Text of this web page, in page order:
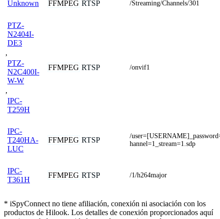
Unknown FFMPEG RTSP /Streaming/Channels/301
PTZ-
N2404I-
DE3
,
PTZ-
N2C400I-
W-W
,
IPC-
T259H
FFMPEG RTSP /onvif1
IPC-
T240HA-
LUC
FFMPEG RTSP
/
hannel=1_stream=1.sdp
IPC-
T361H
FFMPEG RTSP /1/h264major
* iSpyConnect no tiene afiliación, conexión ni asociación con los
productos de Hilook. Los detalles de conexión proporcionados aquí